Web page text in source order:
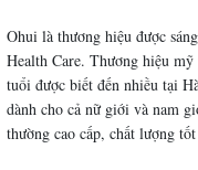
Ohui là thương hiệu được
Health Care. Thương hiệu
tuổi được biết đến nhiều tại
dành cho cả nữ giới và nam
thường cao cấp, chất lượng